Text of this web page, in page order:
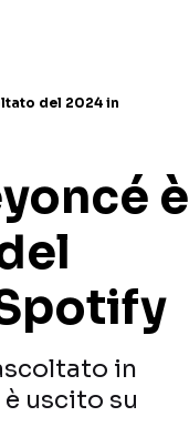
del 2024 in
è
in
uscito su